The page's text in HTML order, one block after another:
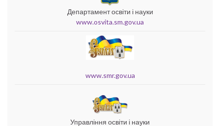
Департамент освіти і науки
www.osvita.sm.gov.ua
www.smr.gov.ua
Управління освіти і науки